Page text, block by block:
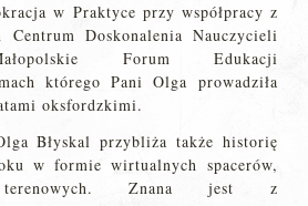
w Praktyce przy współpracy z
Doskonalenia Nauczycieli
Forum Edukacji
którego Pani Olga prowadziła
oksfordzkimi.
Błyskal przybliża także historię
w formie wirtualnych spacerów,
Znana jest z